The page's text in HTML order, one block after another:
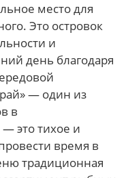
место для
Это островок
и
день благодаря
— один из
в
это тихое и
время в
традиционная